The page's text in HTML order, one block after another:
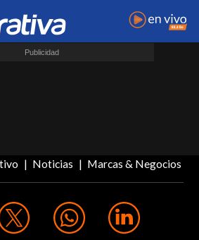
Noticias Marcas & Negocios